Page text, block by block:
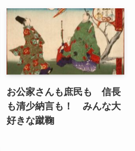
お公家さんも庶民も 信長
も清少納言も！ みんな大
好きな蹴鞠